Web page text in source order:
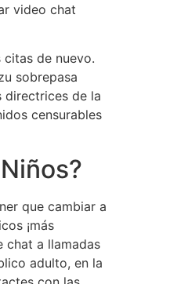
video chat
de nuevo.
sobrepasa
directrices de la
censurables
que cambiar a
¡más
chat a llamadas
adulto, en la